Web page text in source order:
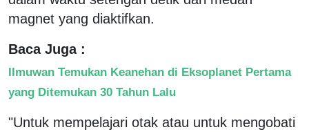
magnet yang diaktifkan.
Baca Juga :
Ilmuwan Temukan Keanehan di Eksoplanet Pertama
yang Ditemukan 30 Tahun Lalu
"Untuk mempelajari otak atau untuk mengobati